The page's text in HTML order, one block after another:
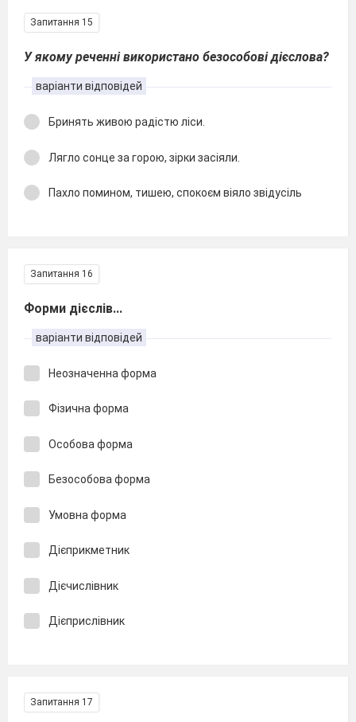
Запитання 15
У якому реченні використано безособові дієслова?
варіанти відповідей
Бринять живою радістю ліси.
Лягло сонце за горою, зірки засіяли.
Пахло помином, тишею, спокоєм віяло звідусіль
Запитання 16
Форми дієслів...
варіанти відповідей
Неозначенна форма
Фізична форма
Особова форма
Безособова форма
Умовна форма
Дієприкметник
Дієчислівник
Дієприслівник
Запитання 17